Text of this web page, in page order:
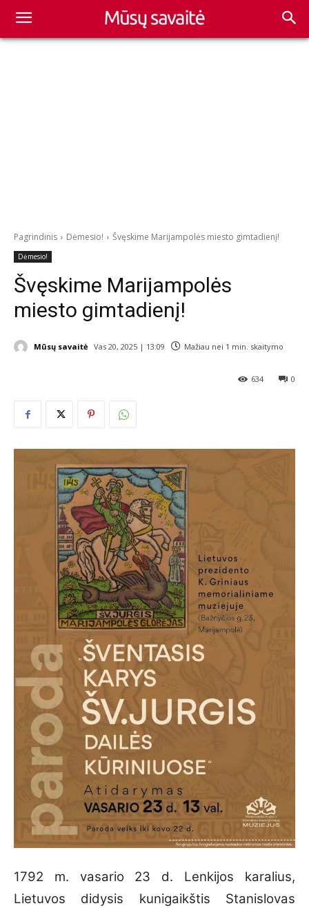
Pagrindinis Dėmesio! Švęskime Marijampolės miesto gimtadienį!
Dėmesio!
Švęskime Marijampolės
miesto gimtadienį!
Mūsų savaitė Vas 20, 2025 | 13:09 Mažiau nei 1 min. skaitymo
0
634
1792 m. vasario 23 d. Lenkijos karalius,
Lietuvos didysis kunigaikštis Stanislovas